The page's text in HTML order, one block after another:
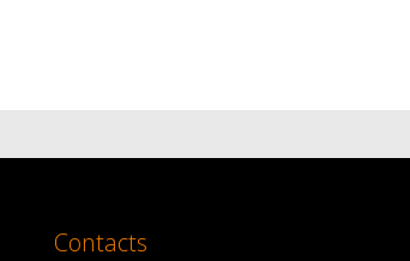
Contacts